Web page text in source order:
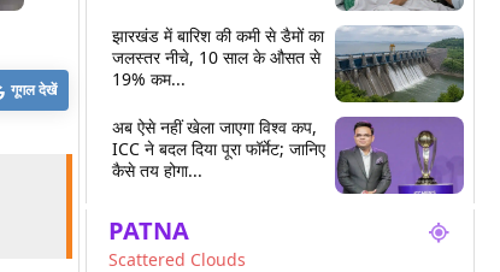
गूगल देखें
झारखंड में बारिश की कमी से डैमों का
जलस्तर नीचे, 10 साल के औसत से
19% कम...
अब ऐसे नहीं खेला जाएगा विश्व कप,
ICC ने बदल दिया पूरा फॉर्मेट; जानिए
कैसे तय होगा...
PATNA
Scattered Clouds